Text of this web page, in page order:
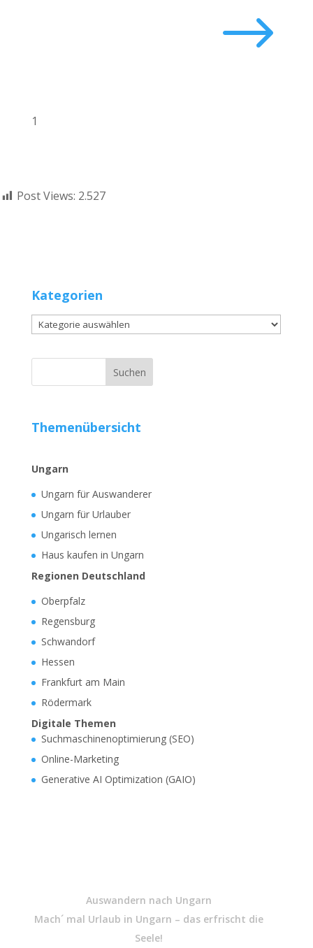
$
1
Post Views: 2.527
Kategorien
Kategorien
Themenübersicht
Ungarn
Ungarn für Auswanderer
Ungarn für Urlauber
Ungarisch lernen
Haus kaufen in Ungarn
Regionen Deutschland
Oberpfalz
Regensburg
Schwandorf
Hessen
Frankfurt am Main
Rödermark
Digitale Themen
Suchmaschinenoptimierung (SEO)
Online-Marketing
Generative AI Optimization (GAIO)
Auswandern nach Ungarn
Mach´ mal Urlaub in Ungarn – das erfrischt die
Seele!